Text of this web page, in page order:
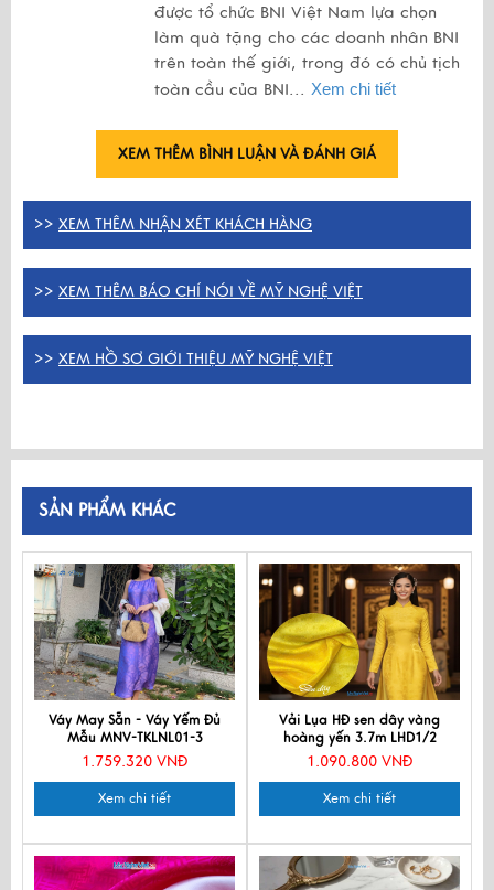
được tổ chức BNI Việt Nam lựa chọn
làm quà tặng cho các doanh nhân BNI
trên toàn thế giới, trong đó có chủ tịch
toàn cầu của BNI... Xem chi tiết
XEM THÊM BÌNH LUẬN VÀ ĐÁNH GIÁ
>> XEM THÊM NHẬN XÉT KHÁCH HÀNG
>> XEM THÊM BÁO CHÍ NÓI VỀ MỸ NGHỆ VIỆT
>> XEM HỒ SƠ GIỚI THIỆU MỸ NGHỆ VIỆT
SẢN PHẨM KHÁC
Váy May Sẵn - Váy Yếm Đủ
Mẫu MNV-TKLNL01-3
1.759.320 VNĐ
Xem chi tiết
Vải Lụa HĐ sen dây vàng
hoàng yến 3.7m LHD1/2
1.090.800 VNĐ
Xem chi tiết